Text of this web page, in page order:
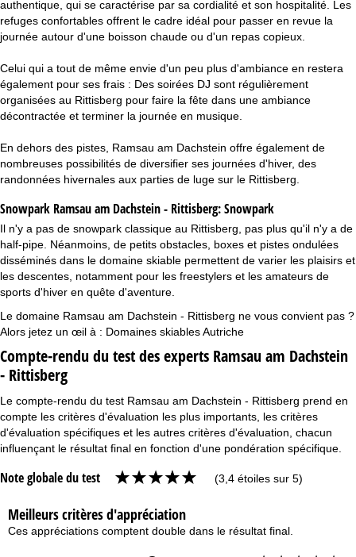
authentique, qui se caractérise par sa cordialité et son hospitalité. Les
refuges confortables offrent le cadre idéal pour passer en revue la
journée autour d'une boisson chaude ou d'un repas copieux.
Celui qui a tout de même envie d'un peu plus d'ambiance en restera
également pour ses frais : Des soirées DJ sont régulièrement
organisées au Rittisberg pour faire la fête dans une ambiance
décontractée et terminer la journée en musique.
En dehors des pistes, Ramsau am Dachstein offre également de
nombreuses possibilités de diversifier ses journées d'hiver, des
randonnées hivernales aux parties de luge sur le Rittisberg.
Snowpark Ramsau am Dachstein - Rittisberg:Snowpark
Il n'y a pas de snowpark classique au Rittisberg, pas plus qu'il n'y a de
half-pipe. Néanmoins, de petits obstacles, boxes et pistes ondulées
disséminés dans le domaine skiable permettent de varier les plaisirs et
les descentes, notamment pour les freestylers et les amateurs de
sports d'hiver en quête d'aventure.
Le domaine Ramsau am Dachstein - Rittisberg ne vous convient pas ?
Alors jetez un œil à : Domaines skiables Autriche
Compte-rendu du test des experts Ramsau am Dachstein
- Rittisberg
Le compte-rendu du test Ramsau am Dachstein - Rittisberg prend en
compte les critères d'évaluation les plus importants, les critères
d'évaluation spécifiques et les autres critères d'évaluation, chacun
influençant le résultat final en fonction d'une pondération spécifique.
Note globale du test (3,4 étoiles sur 5)
Meilleurs critères d'appréciation
Ces appréciations comptent double dans le résultat final.